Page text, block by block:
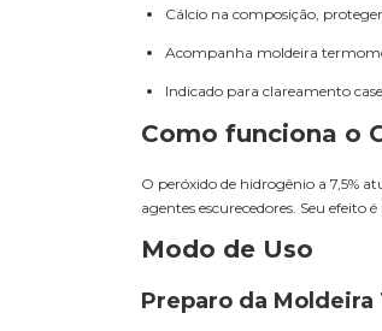
Cálcio na composição,
Acompanha moldeira
Indicado para clareamento
Como funciona o
O peróxido de hidrogênio a 7,5%
agentes escurecedores. Seu
Modo de Uso
Preparo da